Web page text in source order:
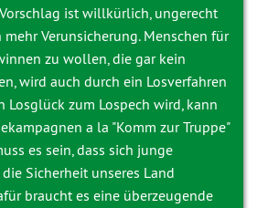
ist willkürlich, ungerecht
Verunsicherung. Menschen für
zu wollen, die gar kein
wird auch durch ein Losverfahren
Losglück zum Lospech wird, kann
a la "Komm zur Truppe"
es sein, dass sich junge
Sicherheit unseres Land
braucht es eine überzeugende